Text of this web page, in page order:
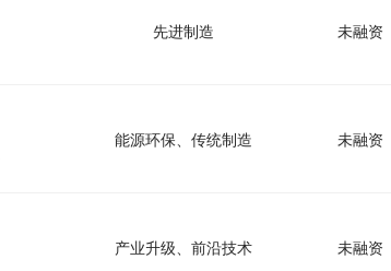
先进制造 未融资
能源环保、传统制造 未融资
产业升级、前沿技术 未融资